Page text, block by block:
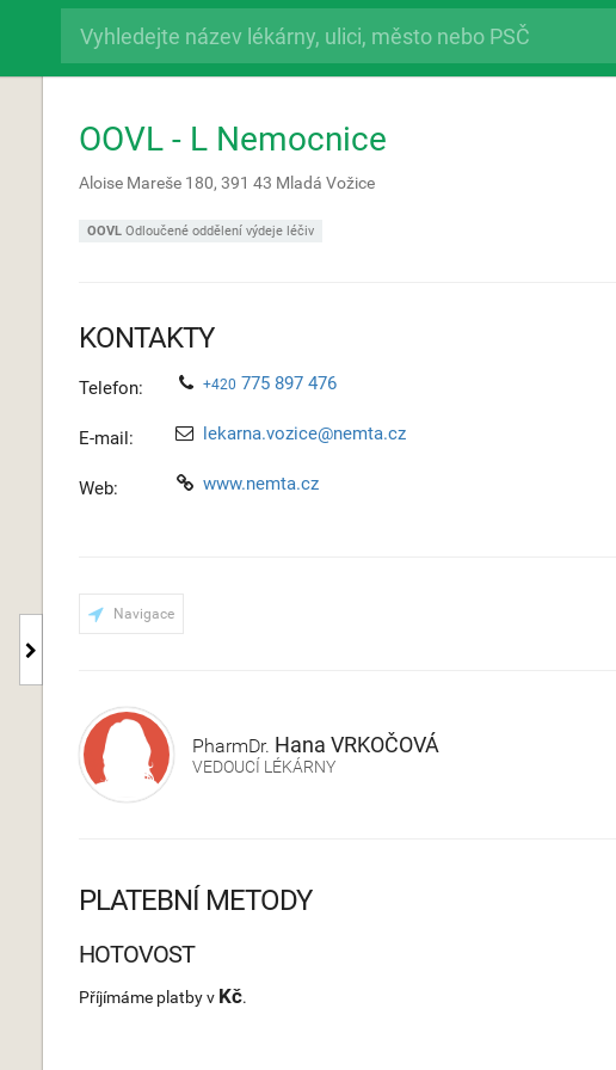
OOVL - L Nemocnice
Aloise Mareše 180, 391 43 Mladá Vožice
OOVL Odloučené oddělení výdeje léčiv
KONTAKTY
Telefon: +420 775 897 476
E-mail: lekarna.vozice@nemta.cz
Web: www.nemta.cz
Navigace
PharmDr. Hana VRKOČOVÁ
VEDOUCÍ LÉKÁRNY
PLATEBNÍ METODY
HOTOVOST
Příjímáme platby v Kč.